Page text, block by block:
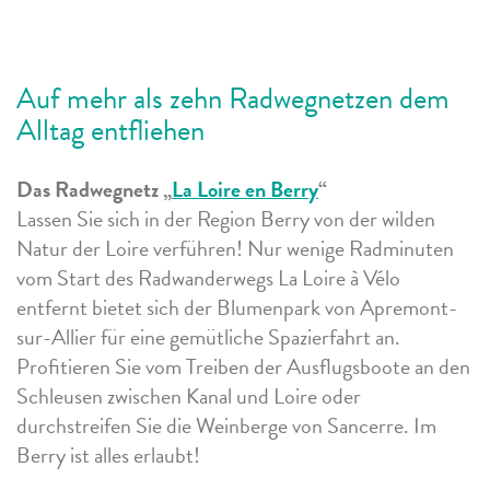
Auf mehr als zehn Radwegnetzen dem
Alltag entfliehen
Das Radwegnetz „La Loire en Berry“
Lassen Sie sich in der Region Berry von der wilden
Natur der Loire verführen! Nur wenige Radminuten
vom Start des Radwanderwegs La Loire à Vélo
entfernt bietet sich der Blumenpark von Apremont-
sur-Allier für eine gemütliche Spazierfahrt an.
Profitieren Sie vom Treiben der Ausflugsboote an den
Schleusen zwischen Kanal und Loire oder
durchstreifen Sie die Weinberge von Sancerre. Im
Berry ist alles erlaubt!